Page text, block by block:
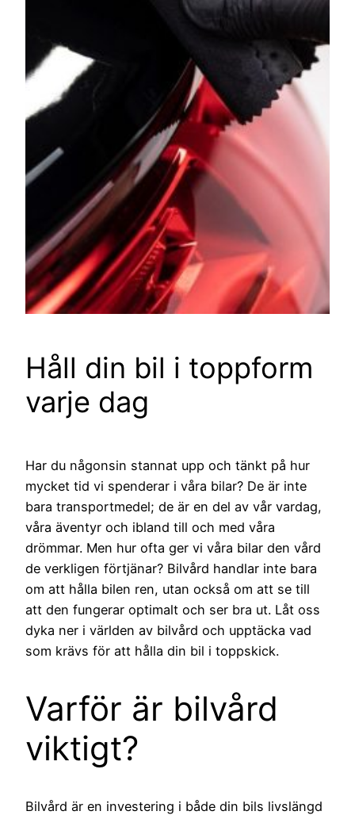
Håll din bil i toppform
varje dag
Har du någonsin stannat upp och tänkt på hur
mycket tid vi spenderar i våra bilar? De är inte
bara transportmedel; de är en del av vår vardag,
våra äventyr och ibland till och med våra
drömmar. Men hur ofta ger vi våra bilar den vård
de verkligen förtjänar? Bilvård handlar inte bara
om att hålla bilen ren, utan också om att se till
att den fungerar optimalt och ser bra ut. Låt oss
dyka ner i världen av bilvård och upptäcka vad
som krävs för att hålla din bil i toppskick.
Varför är bilvård
viktigt?
Bilvård är en investering i både din bils livslängd